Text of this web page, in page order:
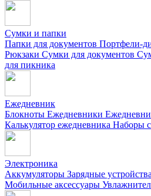
Сумки и папки
Папки для документов Портфели-
Рюкзаки Сумки для документов
для пикника
Ежедневник
Блокноты Ежедневники
Калькулятор ежедневника Наборы
Электроника
Аккумуляторы Зарядные устройства
Мобильные аксессуары